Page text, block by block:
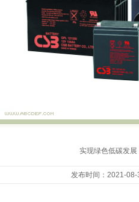
实现绿色低碳发展
发布时间：2021-08-